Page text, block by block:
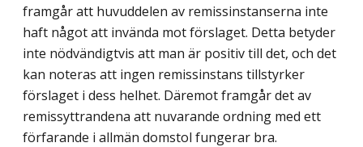
framgår att huvuddelen av remissinstanserna inte
haft något att invända mot förslaget. Detta betyder
inte nödvändigtvis att man är positiv till det, och det
kan noteras att ingen remissinstans tillstyrker
förslaget i dess helhet. Däremot framgår det av
remissyttrandena att nuvarande ordning med ett
förfarande i allmän domstol fungerar bra.